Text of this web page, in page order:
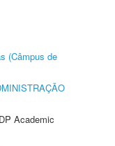
(Câmpus de
Academic